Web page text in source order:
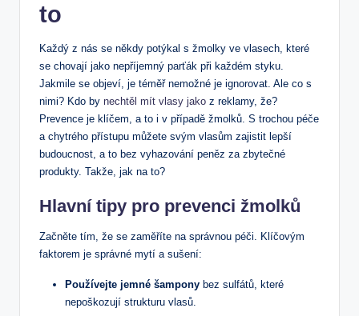
to
Každý ⁢z nás se⁤ někdy potýkal s žmolky ve vlasech, které⁣
se chovají jako nepříjemný parťák‌ při‍ každém styku.
Jakmile ​se objeví, je téměř nemožné⁢ je⁢ ignorovat. Ale‍ co s
nimi? Kdo ​by nechtěl mít vlasy jako ⁣z reklamy, ⁤že?⁤
Prevence je ‍klíčem, a to i v případě žmolků. S‌ trochou péče
a⁣ chytrého přístupu můžete svým vlasům zajistit lepší
‍budoucnost, a ⁢to bez vyhazování​ peněz za zbytečné
produkty. Takže, jak na⁣ to?
Hlavní tipy pro ⁤prevenci žmolků
Začněte tím, že se zaměříte na ‍správnou péči. Klíčovým⁣
faktorem je správné mytí ‍a sušení:
Používejte jemné šampony bez sulfátů, které
nepoškozují strukturu vlasů.